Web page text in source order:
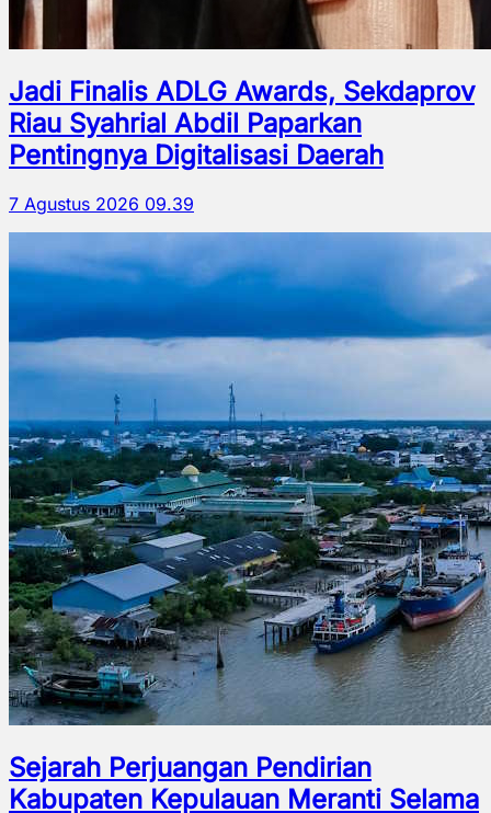
Jadi Finalis ADLG Awards, Sekdaprov
Riau Syahrial Abdil Paparkan
Pentingnya Digitalisasi Daerah
7 Agustus 2026 09.39
Sejarah Perjuangan Pendirian
Kabupaten Kepulauan Meranti Selama